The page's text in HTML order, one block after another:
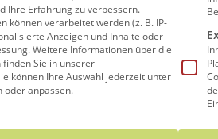
Ihre Erfahrung zu verbessern.
können verarbeitet werden (z. B. IP-
Anzeigen und Inhalte oder
Weitere Informationen über die
Sie in unserer
können Ihre Auswahl jederzeit unter
oder anpassen.